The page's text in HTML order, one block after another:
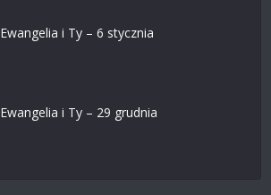
Ewangelia i Ty – 6 stycznia
Ewangelia i Ty – 29 grudnia